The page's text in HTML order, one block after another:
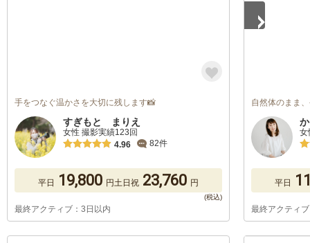
手をつなぐ温かさを大切に残します📸
すぎもと まりえ
女性 撮影実績123回
4.96
82件
平日 19,800 円土日祝 23,760 円
最終アクティブ：3日以内
自然体のまま
女
平日
最終アクティ